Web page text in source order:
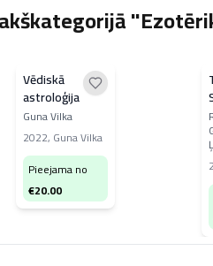
Vēdiskā
astroloģija
Guna Vilka
2022, Guna Vilka
Pieejama no
€20.00